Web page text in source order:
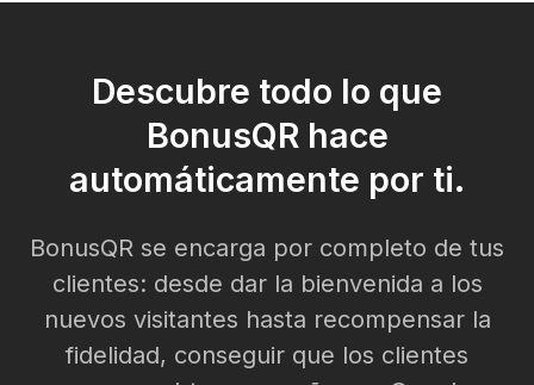
Descubre todo lo que
BonusQR hace
automáticamente por ti.
BonusQR se encarga por completo de tus
clientes: desde dar la bienvenida a los
nuevos visitantes hasta recompensar la
fidelidad, conseguir que los clientes